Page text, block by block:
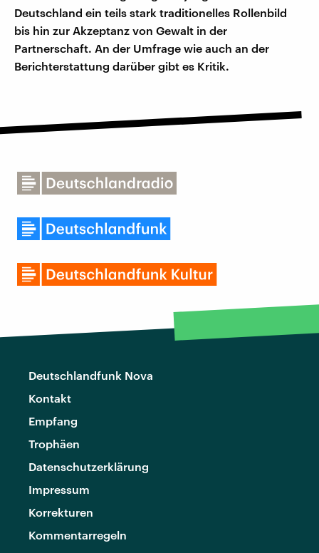
Deutschland ein teils stark traditionelles Rollenbild
bis hin zur Akzeptanz von Gewalt in der
Partnerschaft. An der Umfrage wie auch an der
Berichterstattung darüber gibt es Kritik.
Deutschlandfunk Nova
Kontakt
Empfang
Trophäen
Datenschutzerklärung
Impressum
Korrekturen
Kommentarregeln